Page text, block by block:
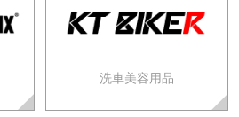
洗車美容用品